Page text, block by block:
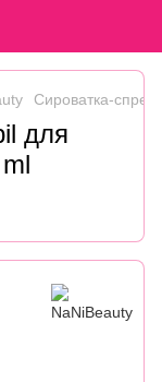
Сироватка-спрей
для